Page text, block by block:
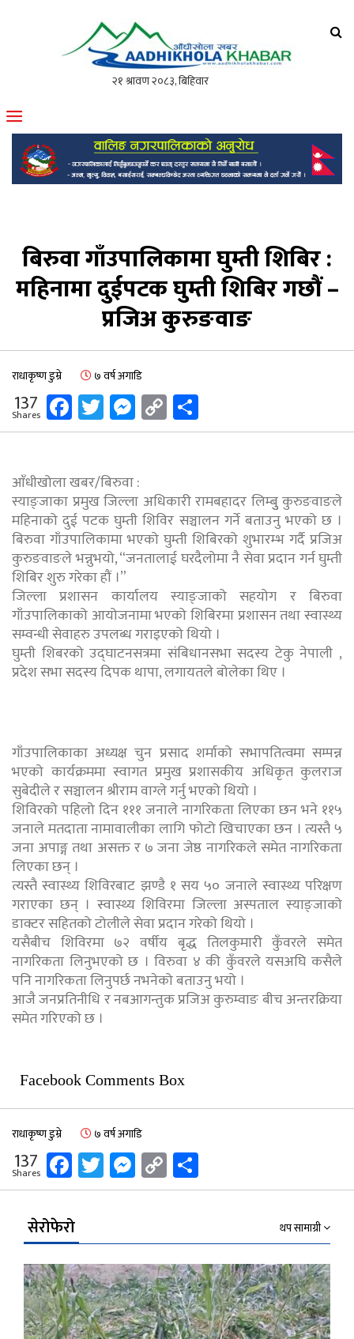
मोफसलकै लोकप्रिय अनलाइन पत्रिका
बिरुवा गाँउपालिकामा घुम्ती शिबिर :
महिनामा दुईपटक घुम्ती शिबिर गछौं –
प्रजिअ कुरुङवाङ
राधाकृष्ण डुम्रे ७ वर्ष अगाडि
137
Shares Facebook
Twitter
Messenger
Copy
Link
आँधीखोला खबर/बिरुवा :
स्याङ्जाका प्रमुख जिल्ला अधिकारी रामबहादर लिम्बुु कुरुङवाङले
महिनाको दुई पटक घुम्ती शिविर सञ्चालन गर्ने बताउनु भएको छ ।
बिरुवा गाँउपालिकामा भएको घुम्ती शिबिरको शुभारम्भ गर्दै प्रजिअ
कुरुङवाङले भन्नुभयो, “जनतालाई घरदैलोमा नै सेवा प्रदान गर्न घुम्ती
शिबिर शुरु गरेका हौं ।”
जिल्ला प्रशासन कार्यालय स्याङ्जाको सहयोग र बिरुवा
गाँउपालिकाको आयोजनामा भएको शिबिरमा प्रशासन तथा स्वास्थ्य
सम्वन्धी सेवाहरु उपलब्ध गराइएको थियो ।
घुम्ती शिबरको उद्घाटनसत्रमा संबिधानसभा सदस्य टेकु नेपाली ,
प्रदेश सभा सदस्य दिपक थापा, लगायतले बोलेका थिए ।
गाँउपालिकाका अध्यक्ष चुन प्रसाद शर्माको सभापतित्वमा सम्पन्न
भएको कार्यक्रममा स्वागत प्रमुख प्रशासकीय अधिकृत कुलराज
सुबेदीले र सञ्चालन श्रीराम वाग्ले गर्नु भएको थियो ।
शिविरको पहिलो दिन १११ जनाले नागरिकता लिएका छन भने ११५
जनाले मतदाता नामावालीका लागि फोटो खिचाएका छन । त्यस्तै ५
जना अपाङ्ग तथा असक्त र ७ जना जेष्ठ नागरिकले समेत नागरिकता
लिएका छन् ।
त्यस्तै स्वास्थ्य शिविरबाट झण्डै १ सय ५० जनाले स्वास्थ्य परिक्षण
गराएका छन् । स्वास्थ्य शिविरमा जिल्ला अस्पताल स्याङ्जाको
डाक्टर सहितको टोलीले सेवा प्रदान गरेको थियो ।
यसैबीच शिविरमा ७२ वर्षीय बृद्ध तिलकुमारी कुँवरले समेत
नागरिकता लिनुभएको छ । विरुवा ४ की कुँवरले यसअघि कसैले
पनि नागरिकता लिनुपर्छ नभनेको बताउनु भयो ।
आजै जनप्रतिनीधि र नबआगन्तुक प्रजिअ कुरुम्वाङ बीच अन्तरक्रिया
समेत गरिएको छ ।
Facebook Comments Box
राधाकृष्ण डुम्रे ७ वर्ष अगाडि
137
Shares Facebook
Twitter
Messenger
Copy
Link
सेरोफेरो थप सामाग्री